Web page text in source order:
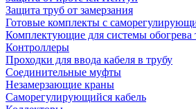
Защита труб от замерзания
Готовые комплекты с
Комплектующие для системы обогрева
Контроллеры
Проходки для ввода кабеля в трубу
Соединительные муфты
Незамерзающие краны
Саморегулирующийся кабель